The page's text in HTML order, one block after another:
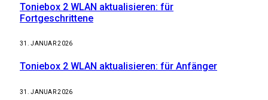
Toniebox 2 WLAN aktualisieren: für
Fortgeschrittene
31. JANUAR 2026
Toniebox 2 WLAN aktualisieren: für Anfänger
31. JANUAR 2026